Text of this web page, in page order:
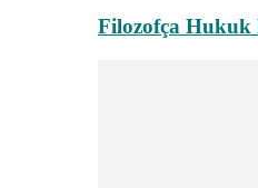
Filozofça Hukuk